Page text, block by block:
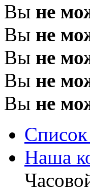
Вы не
Вы не
Вы не
Вы не
Вы не
Наша